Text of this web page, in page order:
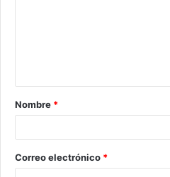
Nombre *
Correo electrónico *